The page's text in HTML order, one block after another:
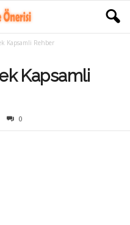
Kapsamli Rehber
Kapsamli
0